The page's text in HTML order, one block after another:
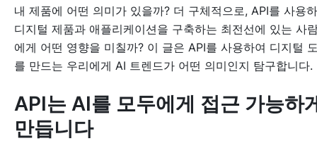
내 제품에 어떤 의미가 있을까? 더 구체적으로, API를 사용
디지털 제품과 애플리케이션을 구축하는 최전선에 있는 사
에게 어떤 영향을 미칠까? 이 글은 API를 사용하여 디지털
를 만드는 우리에게 AI 트렌드가 어떤 의미인지 탐구합니다.
API는 AI를 모두에게 접근 가능하
만듭니다